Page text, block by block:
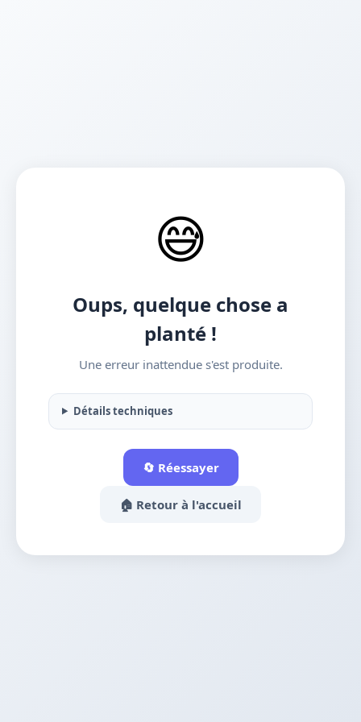
😅
Oups, quelque chose a
planté !
Une erreur inattendue s'est produite.
Détails techniques
🔄 Réessayer
🏠 Retour à l'accueil